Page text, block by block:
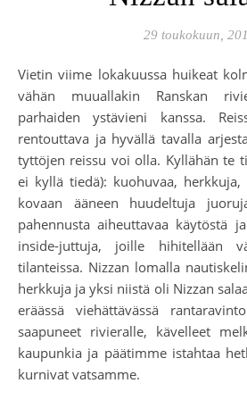
29 toukokuun,
Vietin viime lokakuussa huikeat kolme päivää Nizzassa ja
vähän muuallakin Ranskan
parhaiden ystävieni kanssa.
rentouttava ja hyvällä tavalla
tyttöjen reissu voi olla. Kyllähän te
ei kyllä tiedä): kuohuvaa,
kovaan ääneen huudeltuja
pahennusta aiheuttavaa käytöstä
inside-juttuja, joille hihitellään
tilanteissa. Nizzan lomalla
herkkuja ja yksi niistä oli Nizzan
eräässä viehättävässä
saapuneet rivieralle, kävelleet
kaupunkia ja päätimme istahtaa
kurnivat vatsamme.